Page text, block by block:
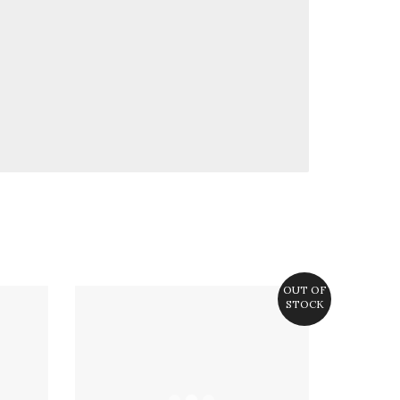
OUT OF
STOCK